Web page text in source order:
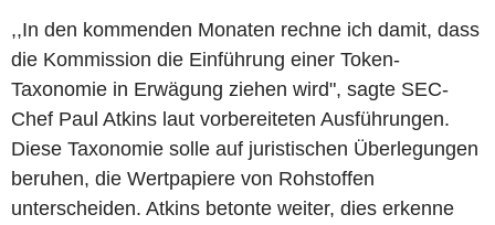
,,In den kommenden Monaten rechne ich damit, dass
die Kommission die Einführung einer Token-
Taxonomie in Erwägung ziehen wird", sagte SEC-
Chef Paul Atkins laut vorbereiteten Ausführungen.
Diese Taxonomie solle auf juristischen Überlegungen
beruhen, die Wertpapiere von Rohstoffen
unterscheiden. Atkins betonte weiter, dies erkenne